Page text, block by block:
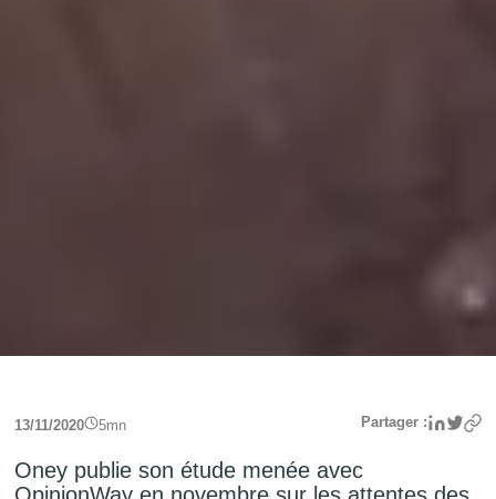
13/11/2020 5mn Partager :
Oney publie son étude menée avec